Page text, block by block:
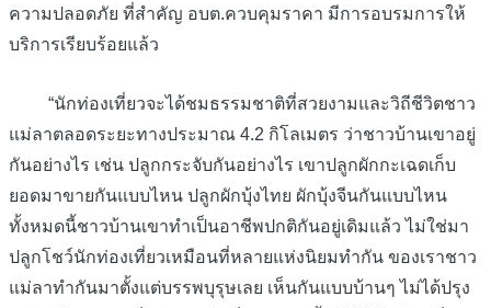
ความปลอดภัย ที่สำคัญ อบต.ควบคุมราคา มีการอบรมการให้
บริการเรียบร้อยแล้ว
“นักท่องเที่ยวจะได้ชมธรรมชาติที่สวยงามและวิถีชีวิตชาว
แม่ลาตลอดระยะทางประมาณ 4.2 กิโลเมตร ว่าชาวบ้านเขาอยู่
กันอย่างไร เช่น ปลูกกระจับกันอย่างไร เขาปลูกผักกะเฉดเก็บ
ยอดมาขายกันแบบไหน ปลูกผักบุ้งไทย ผักบุ้งจีนกันแบบไหน
ทั้งหมดนี้ชาวบ้านเขาทำเป็นอาชีพปกติกันอยู่เดิมแล้ว ไม่ใช่มา
ปลูกโชว์นักท่องเที่ยวเหมือนที่หลายแห่งนิยมทำกัน ของเราชาว
แม่ลาทำกันมาตั้งแต่บรรพบุรุษเลย เห็นกันแบบบ้านๆ ไม่ได้ปรุง